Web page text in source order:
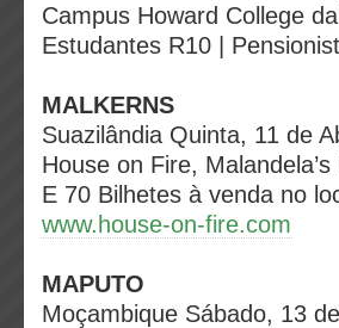
Campus Howard College
Estudantes R10 |
MALKERNS
Suazilândia Quinta, 11 de
House on Fire,
E 70 Bilhetes à venda no
www.house-on-fire.com
MAPUTO
Moçambique Sábado, 13